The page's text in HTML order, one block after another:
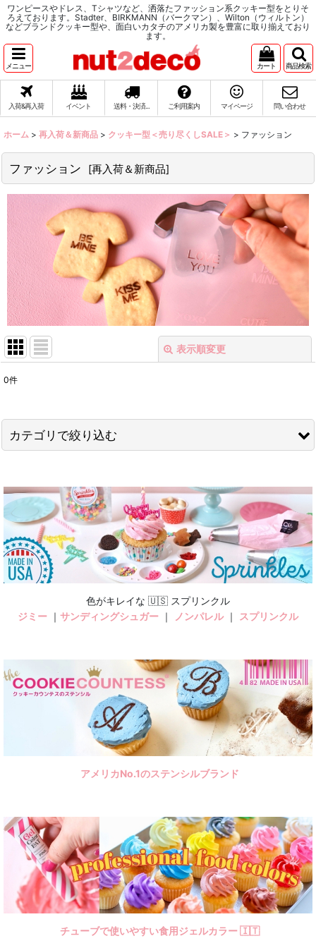
ワンピースやドレス、Tシャツなど、洒落たファッション系クッキー型をとりそ
ろえております。Stadter、BIRKMANN（バークマン）、Wilton（ウィルトン）
などブランドクッキー型や、面白いカタチのアメリカ製を豊富に取り揃えており
ます。
メニュー カート 商品検索
入荷&再入荷 イベント 送料・決済... ご利用案内 マイページ 問い合わせ
ホーム > 再入荷＆新商品 > クッキー型＜売り尽くしSALE＞ > ファッション
ファッション [再入荷＆新商品]
表示順変更
在庫あり
並び順:
絞り込む
0件
カテゴリで絞り込む
ファッション
キッチン＆フード
LOVE
ジンジャーマン＆ピープル
植物
ファンタジー
トラベル
乗物
色がキレイな 🇺🇸 スプリンクル
ジミー ｜ サンディングシュガー ｜ ノンパレル｜ スプリンクル
アメリカNo.1のステンシルブランド
チューブで使いやすい食用ジェルカラー 🇮🇹